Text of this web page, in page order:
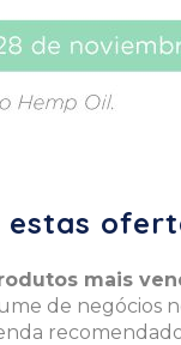
estas
mais
de negócios